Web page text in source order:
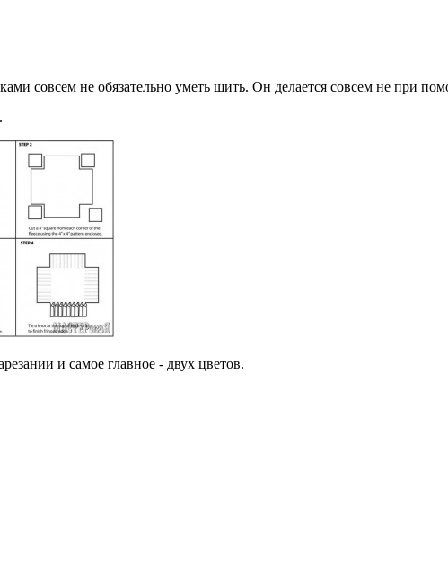
совсем не обязательно уметь шить. Он делается совсем не при
и самое главное - двух цветов.